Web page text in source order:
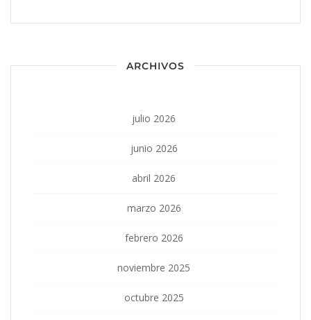
ARCHIVOS
julio 2026
junio 2026
abril 2026
marzo 2026
febrero 2026
noviembre 2025
octubre 2025